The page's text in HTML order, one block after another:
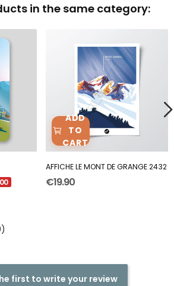
in the same category:
ADD
TO
CART
AFFICHE LE MONT DE GRANGE 2432
€19.90
first to write your review